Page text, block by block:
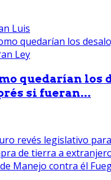
Luis
quedarían los
si fueran...